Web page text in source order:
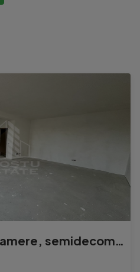
Apartament cu 2 camere, semidecomandat, etaj 1, zona Lidl...